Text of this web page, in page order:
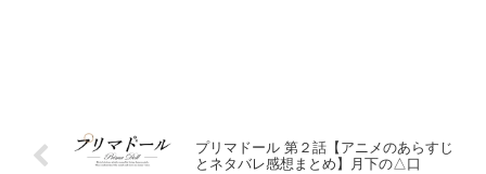
プリマドール 第２話【アニメのあらすじ
とネタバレ感想まとめ】月下の△口